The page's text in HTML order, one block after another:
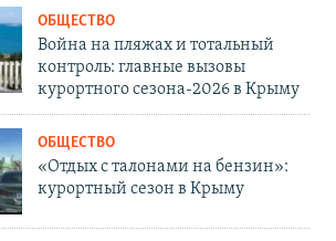
ОБЩЕСТВО
Война на пляжах и тотальный
контроль: главные вызовы
курортного сезона-2026 в Крыму
ОБЩЕСТВО
«Отдых с талонами на бензин»:
курортный сезон в Крыму